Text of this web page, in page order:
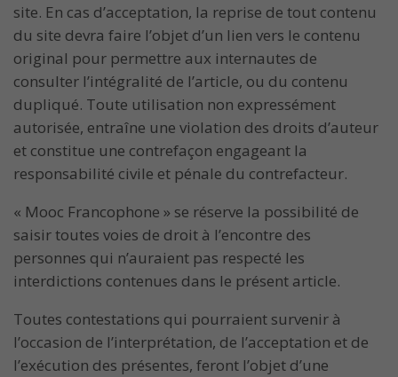
site. En cas d’acceptation, la reprise de tout contenu
du site devra faire l’objet d’un lien vers le contenu
original pour permettre aux internautes de
consulter l’intégralité de l’article, ou du contenu
dupliqué. Toute utilisation non expressément
autorisée, entraîne une violation des droits d’auteur
et constitue une contrefaçon engageant la
responsabilité civile et pénale du contrefacteur.
« Mooc Francophone » se réserve la possibilité de
saisir toutes voies de droit à l’encontre des
personnes qui n’auraient pas respecté les
interdictions contenues dans le présent article.
Toutes contestations qui pourraient survenir à
l’occasion de l’interprétation, de l’acceptation et de
l’exécution des présentes, feront l’objet d’une